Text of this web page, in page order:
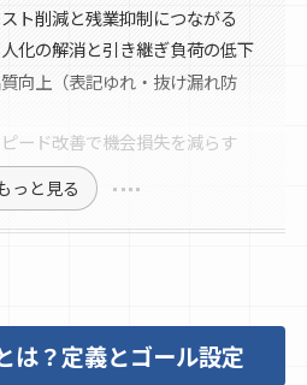
ト削減と残業抑制につながる
化の解消と引き継ぎ負荷の低下
向上（表記ゆれ・抜け漏れ防
ード改善で機会損失を減らす
っと見る
は？定義とゴール設定